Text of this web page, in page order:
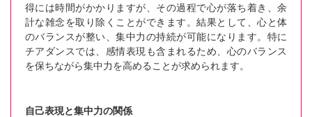
得には時間がかかりますが、その過程で心が落ち着き、余
計な雑念を取り除くことができます。結果として、心と体
のバランスが整い、集中力の持続が可能になります。特に
チアダンスでは、感情表現も含まれるため、心のバランス
を保ちながら集中力を高めることが求められます。
自己表現と集中力の関係